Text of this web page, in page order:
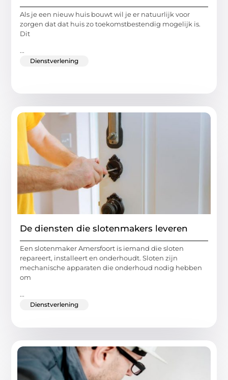
Als je een nieuw huis bouwt wil je er natuurlijk voor
zorgen dat dat huis zo toekomstbestendig mogelijk is.
Dit
...
Dienstverlening
De diensten die slotenmakers leveren
Een slotenmaker Amersfoort is iemand die sloten
repareert, installeert en onderhoudt. Sloten zijn
mechanische apparaten die onderhoud nodig hebben
om
...
Dienstverlening